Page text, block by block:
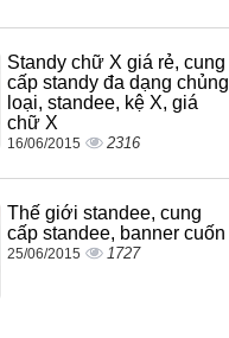
Standy chữ X giá rẻ, cung
cấp standy đa dạng chủng
loại, standee, kệ X, giá
chữ X
16/06/2015 2316
Thế giới standee, cung
cấp standee, banner cuốn
25/06/2015 1727